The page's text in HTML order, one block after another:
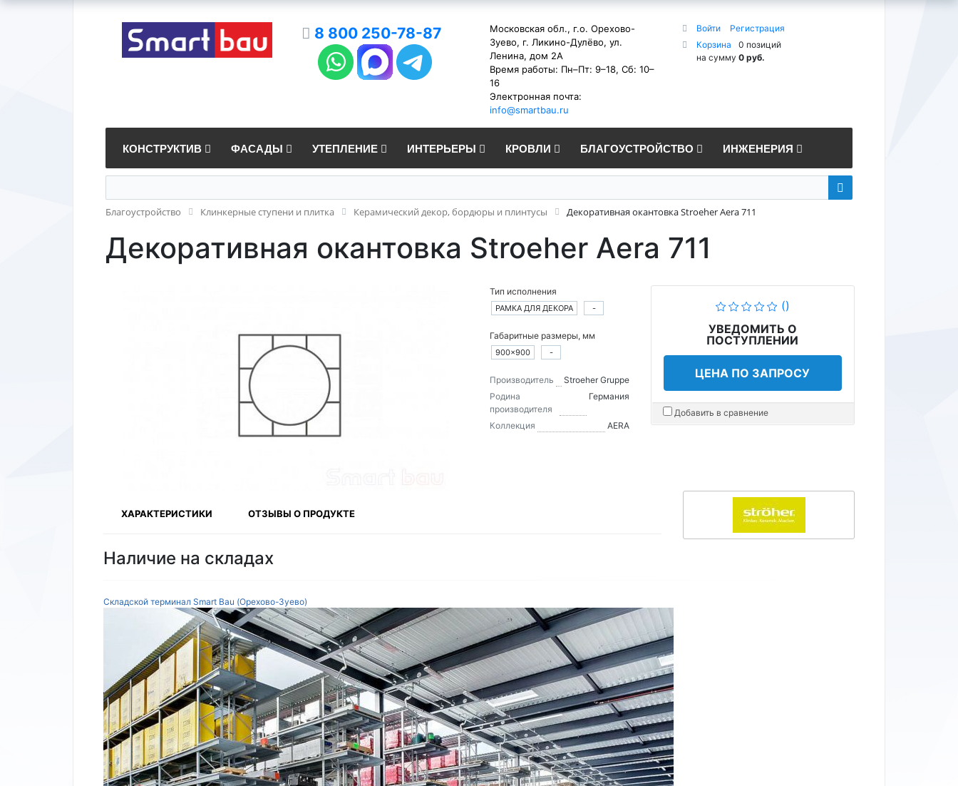
8 800 250-78-87
Московская обл., г.о. Орехово-
Зуево, г. Ликино-Дулёво, ул.
Ленина, дом 2А
Время работы: Пн–Пт: 9–18, Сб: 10–
16
Электронная почта:
info@smartbau.ru
Войти
Регистрация
Корзина
0 позиций
на сумму 0 руб.
КОНСТРУКТИВ ФАСАДЫ УТЕПЛЕНИЕ ИНТЕРЬЕРЫ КРОВЛИ БЛАГОУСТРОЙСТВО ИНЖЕНЕРИЯ
Благоустройство Клинкерные ступени и плитка Керамический декор, бордюры и плинтусы Декоративная окантовка Stroeher Aera 711
Декоративная окантовка Stroeher Aera 711
Тип исполнения
РАМКА ДЛЯ ДЕКОРА -
Габаритные размеры, мм
900×900 -
Производитель
Stroeher Gruppe
Родина
производителя
Германия
Коллекция AERA
()
УВЕДОМИТЬ О
ПОСТУПЛЕНИИ
ЦЕНА ПО ЗАПРОСУ
Добавить в сравнение
ХАРАКТЕРИСТИКИ ОТЗЫВЫ О ПРОДУКТЕ
Наличие на складах
Складской терминал Smart Bau (Орехово-Зуево)